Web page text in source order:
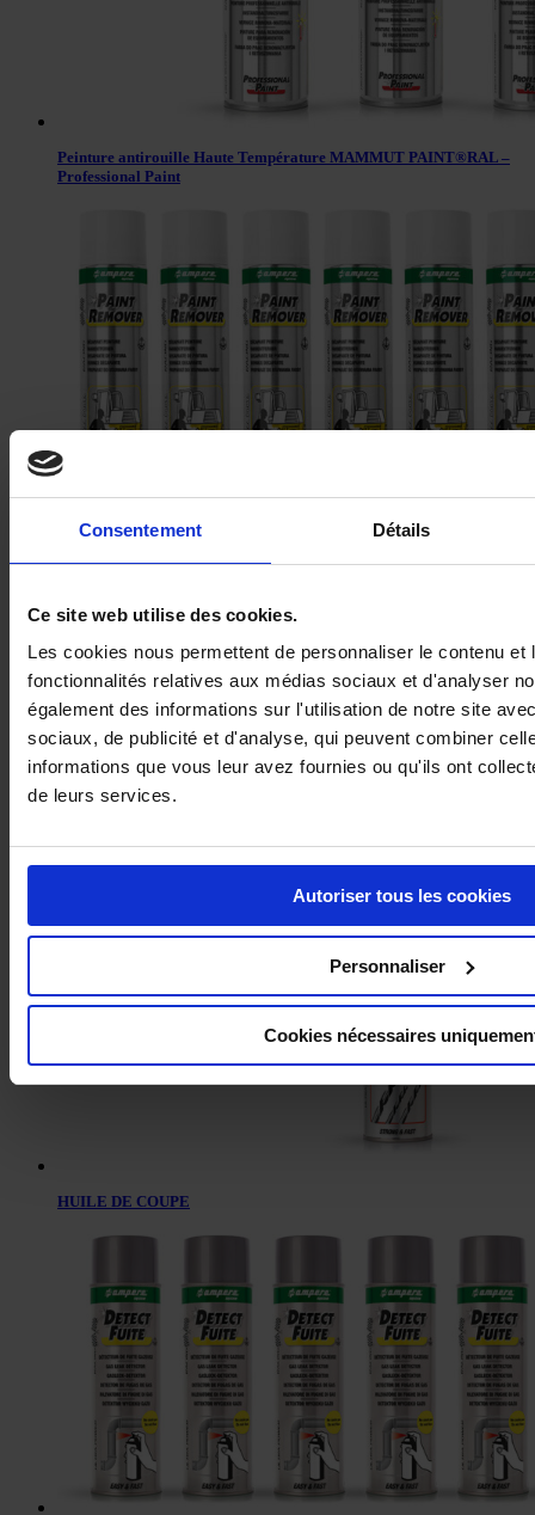
Consentement Détails
Ce site web utilise des cookies.
Les cookies nous permettent de personnaliser le contenu
fonctionnalités relatives aux médias sociaux et d'analyser
également des informations sur l'utilisation de notre site
sociaux, de publicité et d'analyse, qui peuvent combiner
informations que vous leur avez fournies ou qu'ils ont
de leurs services.
Autoriser tous les cookies
Personnaliser
Cookies nécessaires
Peinture antirouille Haute Température MAMMUT PAINT®RAL –
Professional Paint
HUILE DE COUPE